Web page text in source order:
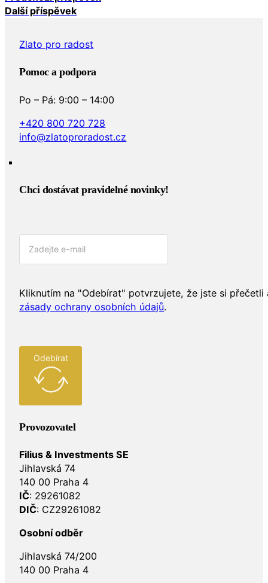
Další příspěvek
Zlato pro radost
Pomoc a podpora
Po – Pá: 9:00 – 14:00
+420 800 720 728
info@zlatoproradost.cz
Chci dostávat pravidelné novinky!​
Kliknutím na "Odebírat" potvrzujete, že jste si přečetli
zásady ochrany osobních údajů.
Odebírat
Provozovatel
Filius & Investments SE
Jihlavská 74
140 00 Praha 4
IČ: 29261082
DIČ: CZ29261082
Osobní odběr
Jihlavská 74/200
140 00 Praha 4